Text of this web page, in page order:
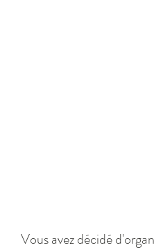
Vous avez décidé